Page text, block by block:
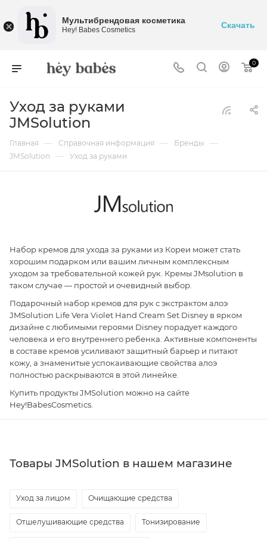
0
Уход за руками
JMSolution
Главная — Справочная информация — Бренды —
JMSolution — Уход за руками
Набор кремов для ухода за руками из Кореи может стать
хорошим подарком или вашим личным комплексным
уходом за требовательной кожей рук. Кремы JMsolution в
таком случае — простой и очевидный выбор.
Подарочный набор кремов для рук с экстрактом алоэ
JMSolution Life Vera Violet Hand Cream Set Disney в ярком
дизайне с любимыми героями Disney порадует каждого
человека и его внутреннего ребенка. Активные компоненты
в составе кремов усиливают защитный барьер и питают
кожу, а знаменитые успокаивающие свойства алоэ
полностью раскрываются в этой линейке.
Купить продукты JMSolution можно на сайте
Hey!BabesCosmetics.
Товары JMSolution в нашем магазине
Уход за лицом Очищающие средства
Отшелушивающие средства Тонизирование
Мультибрендовая косметика
Hey! Babes Cosmetics Скачать